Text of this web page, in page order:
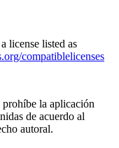
license listed as
compatiblelicenses
la aplicación
de acuerdo al
autoral.